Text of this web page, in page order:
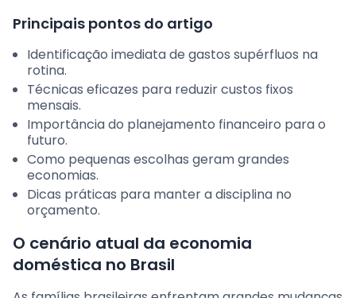
Principais pontos do artigo
Identificação imediata de gastos supérfluos na
rotina.
Técnicas eficazes para reduzir custos fixos
mensais.
Importância do planejamento financeiro para o
futuro.
Como pequenas escolhas geram grandes
economias.
Dicas práticas para manter a disciplina no
orçamento.
O cenário atual da economia
doméstica no Brasil